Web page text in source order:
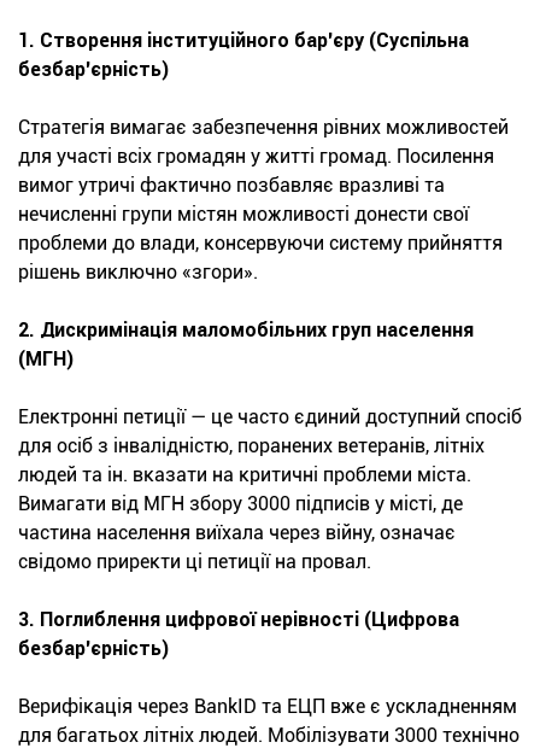
1. Створення інституційного бар'єру (Суспільна
безбар'єрність)
Стратегія вимагає забезпечення рівних можливостей
для участі всіх громадян у житті громад. Посилення
вимог утричі фактично позбавляє вразливі та
нечисленні групи містян можливості донести свої
проблеми до влади, консервуючи систему прийняття
рішень виключно «згори».
2. Дискримінація маломобільних груп населення
(МГН)
Електронні петиції — це часто єдиний доступний спосіб
для осіб з інвалідністю, поранених ветеранів, літніх
людей та ін. вказати на критичні проблеми міста.
Вимагати від МГН збору 3000 підписів у місті, де
частина населення виїхала через війну, означає
свідомо приректи ці петиції на провал.
3. Поглиблення цифрової нерівності (Цифрова
безбар'єрність)
Верифікація через BankID та ЕЦП вже є ускладненням
для багатьох літніх людей. Мобілізувати 3000 технічно